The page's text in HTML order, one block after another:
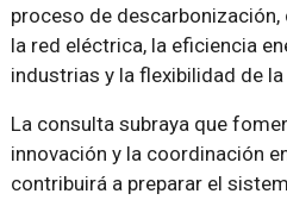
proceso de
la red eléctrica, la eficiencia
industrias y la flexibilidad de
La consulta subraya que
innovación y la coordinación
contribuirá a preparar el